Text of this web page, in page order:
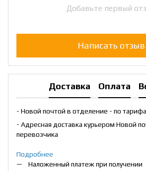
Добавьте первый
Написать отзыв
Доставка Оплата
- Новой почтой в отделение - по
- Адресная доставка курьером Новой
перевозчика
Подробнее
Наложенный платеж при получении